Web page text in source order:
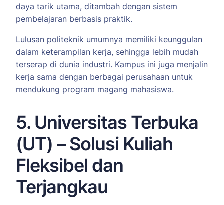
daya tarik utama, ditambah dengan sistem
pembelajaran berbasis praktik.
Lulusan politeknik umumnya memiliki keunggulan
dalam keterampilan kerja, sehingga lebih mudah
terserap di dunia industri. Kampus ini juga menjalin
kerja sama dengan berbagai perusahaan untuk
mendukung program magang mahasiswa.
5. Universitas Terbuka
(UT) – Solusi Kuliah
Fleksibel dan
Terjangkau